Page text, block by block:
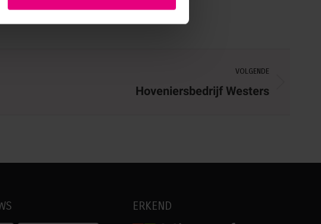
VOLGENDE
Hoveniersbedrijf Westers
ERKEND